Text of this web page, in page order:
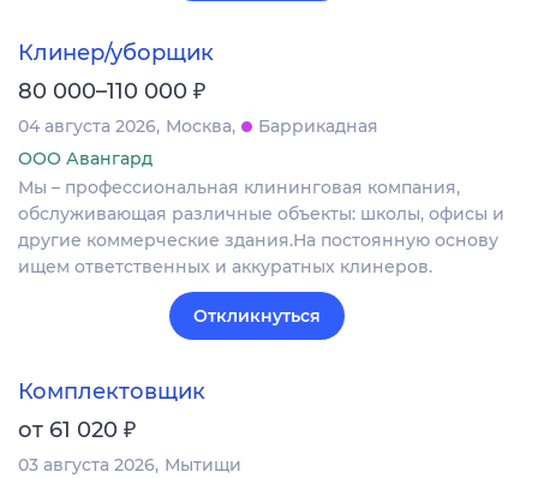
Клинер/уборщик
80 000–110 000 ₽
04 августа 2026 Москва
Баррикадная
ООО Авангард
Мы – профессиональная клининговая компания,
обслуживающая различные объекты: школы, офисы и
другие коммерческие здания.На постоянную основу
ищем ответственных и аккуратных клинеров.
Откликнуться
Комплектовщик
от 61 020 ₽
03 августа 2026 Мытищи